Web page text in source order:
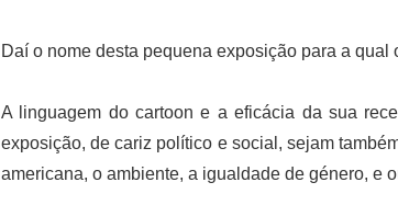
Daí o nome desta pequena exposição para a
A linguagem do cartoon e a eficácia da sua
exposição, de cariz político e social, sejam
americana, o ambiente, a igualdade de género, e